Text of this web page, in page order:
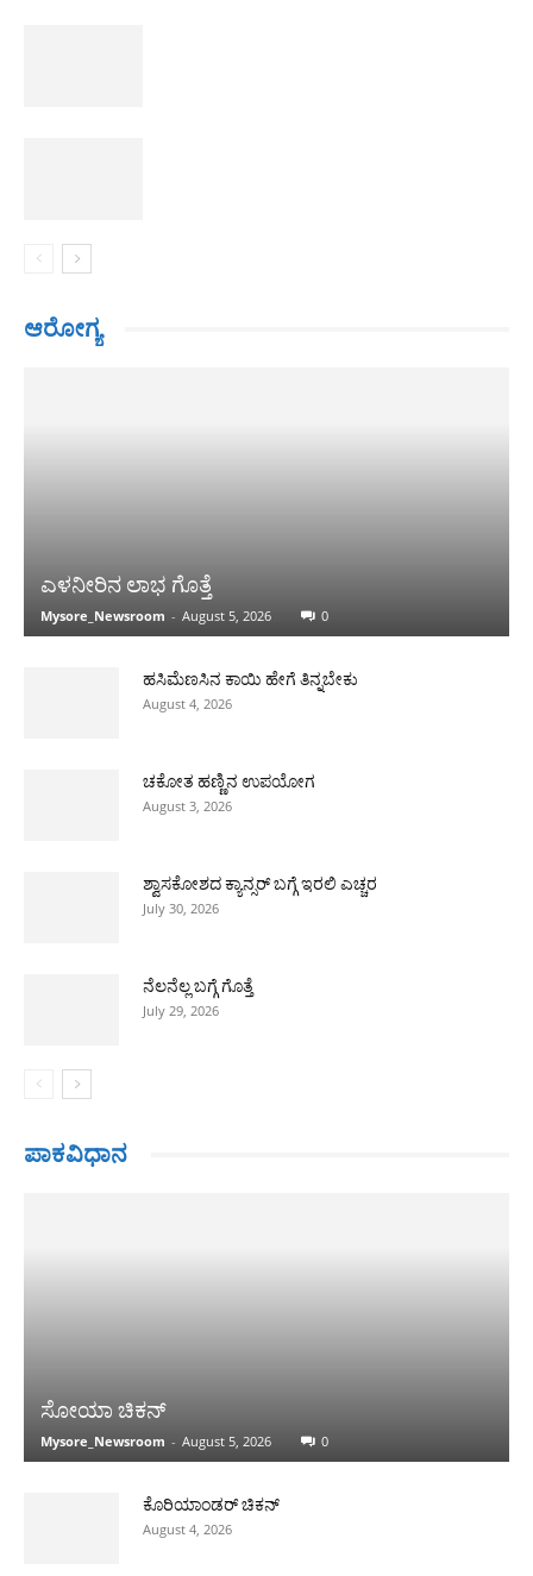
ಆರೋಗ್ಯ
ಎಳನೀರಿನ ಲಾಭ ಗೊತ್ತೆ
Mysore_Newsroom - August 5, 2026 0
ಹಸಿಮೆಣಸಿನ ಕಾಯಿ ಹೇಗೆ ತಿನ್ನಬೇಕು
August 4, 2026
ಚಕೋತ ಹಣ್ಣಿನ ಉಪಯೋಗ
August 3, 2026
ಶ್ವಾಸಕೋಶದ ಕ್ಯಾನ್ಸರ್ ಬಗ್ಗೆ ಇರಲಿ ಎಚ್ಚರ
July 30, 2026
ನೆಲನೆಲ್ಲ ಬಗ್ಗೆ ಗೊತ್ತೆ
July 29, 2026
ಪಾಕವಿಧಾನ
ಸೋಯಾ ಚಿಕನ್
Mysore_Newsroom - August 5, 2026 0
ಕೊರಿಯಾಂಡರ್ ಚಿಕನ್
August 4, 2026